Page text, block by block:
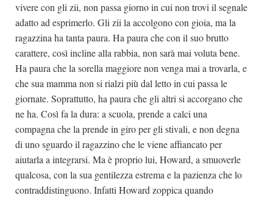
vivere con gli zii, non passa giorno in cui non trovi il segnale
adatto ad esprimerlo. Gli zii la accolgono con gioia, ma la
ragazzina ha tanta paura. Ha paura che con il suo brutto
carattere, così incline alla rabbia, non sarà mai voluta bene.
Ha paura che la sorella maggiore non venga mai a trovarla, e
che sua mamma non si rialzi più dal letto in cui passa le
giornate. Soprattutto, ha paura che gli altri si accorgano che
ne ha. Così fa la dura: a scuola, prende a calci una
compagna che la prende in giro per gli stivali, e non degna
di uno sguardo il ragazzino che le viene affiancato per
aiutarla a integrarsi. Ma è proprio lui, Howard, a smuoverle
qualcosa, con la sua gentilezza estrema e la pazienza che lo
contraddistinguono. Infatti Howard zoppica quando